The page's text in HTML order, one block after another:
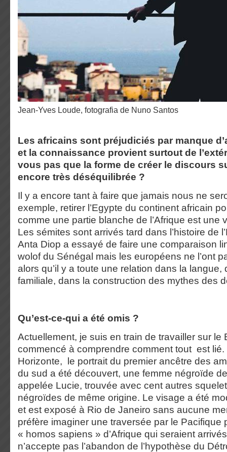
Jean-Yves Loude, fotografia de Nuno Santos
Les africains sont préjudiciés par manque
et la connaissance provient surtout de
vous pas que la forme de créer le discours
encore très déséquilibrée ?
Il y a encore tant à faire que jamais nous ne
exemple, retirer l’Egypte du continent africain
comme une partie blanche de l’Afrique est une
Les sémites sont arrivés tard dans l’histoire de
Anta Diop a essayé de faire une comparaison
wolof du Sénégal mais les européens ne l’ont
alors qu’il y a toute une relation dans la langue,
familiale, dans la construction des mythes des
Qu’est-ce-qui a été omis ?
Actuellement, je suis en train de travailler sur le
commencé à comprendre comment tout est
Horizonte, le portrait du premier ancêtre des
du sud a été découvert, une femme négroïde
appelée Lucie, trouvée avec cent autres
négroïdes de même origine. Le visage a été
et est exposé à Rio de Janeiro sans aucune
préfère imaginer une traversée par le Pacifique
« homos sapiens » d’Afrique qui seraient
n’accepte pas l’abandon de l’hypothèse du